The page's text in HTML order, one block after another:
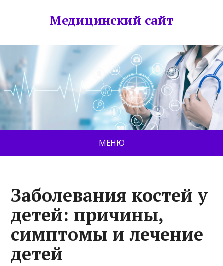
Медицинский сайт
МЕНЮ
Заболевания костей у
детей: причины,
симптомы и лечение
детей